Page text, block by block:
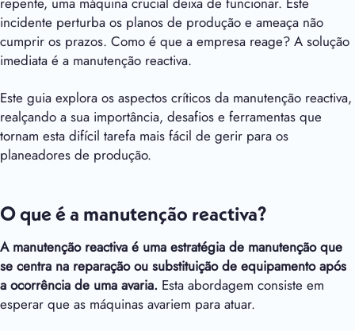
incidente perturba os planos de produção e ameaça não
cumprir os prazos. Como é que a empresa reage? A solução
imediata é a manutenção reactiva.
Este guia explora os aspectos críticos da manutenção reactiva,
realçando a sua importância, desafios e ferramentas que
tornam esta difícil tarefa mais fácil de gerir para os
planeadores de produção.
O que é a manutenção reactiva?
A manutenção reactiva é uma estratégia de manutenção que
se centra na reparação ou substituição de equipamento após
a ocorrência de uma avaria. Esta abordagem consiste em
esperar que as máquinas avariem para atuar.